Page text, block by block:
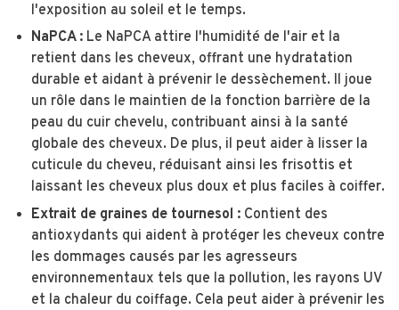
l'exposition au soleil et le temps.
NaPCA : Le NaPCA attire l'humidité de l'air et la
retient dans les cheveux, offrant une hydratation
durable et aidant à prévenir le dessèchement. Il joue
un rôle dans le maintien de la fonction barrière de la
peau du cuir chevelu, contribuant ainsi à la santé
globale des cheveux. De plus, il peut aider à lisser la
cuticule du cheveu, réduisant ainsi les frisottis et
laissant les cheveux plus doux et plus faciles à coiffer.
Extrait de graines de tournesol : Contient des
antioxydants qui aident à protéger les cheveux contre
les dommages causés par les agresseurs
environnementaux tels que la pollution, les rayons UV
et la chaleur du coiffage. Cela peut aider à prévenir les